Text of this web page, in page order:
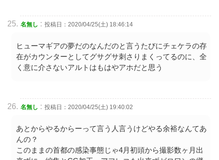
名無し : 投稿日：2020/04/25(土) 18:46:14
ヒューマギアの夢だのなんだのと言うたびにチェケラの存
在がカウンターとしてグサグサ刺さりまくってるのに、全
く意に介さないアルトはもはやアホだと思う
名無し : 投稿日：2020/04/25(土) 19:40:02
あとからやるからーって言う人言うけどやる余裕なんてあ
んの？
このままの首都の感染事態じゃ4月初頭から撮影数ヶ月出